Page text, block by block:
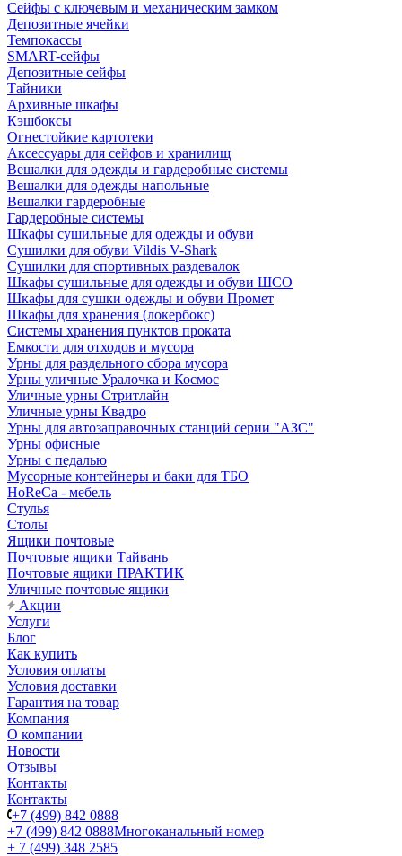
Сейфы с ключевым и механическим замком
Депозитные ячейки
Темпокассы
SMART-сейфы
Депозитные сейфы
Тайники
Архивные шкафы
Кэшбоксы
Огнестойкие картотеки
Аксессуары для сейфов и хранилищ
Вешалки для одежды и гардеробные системы
Вешалки для одежды напольные
Вешалки гардеробные
Гардеробные системы
Шкафы сушильные для одежды и обуви
Сушилки для обуви Vildis V-Shark
Сушилки для спортивных раздевалок
Шкафы сушильные для одежды и обуви ШСО
Шкафы для сушки одежды и обуви Промет
Шкафы для хранения (локербокс)
Системы хранения пунктов проката
Емкости для отходов и мусора
Урны для раздельного сбора мусора
Урны уличные Уралочка и Космос
Уличные урны Стритлайн
Уличные урны Квадро
Урны для автозаправочных станций серии "АЗС"
Урны офисные
Урны с педалью
Мусорные контейнеры и баки для ТБО
HoReCa - мебель
Стулья
Столы
Ящики почтовые
Почтовые ящики Тайвань
Почтовые ящики ПРАКТИК
Уличные почтовые ящики
Акции
Услуги
Блог
Как купить
Условия оплаты
Условия доставки
Гарантия на товар
Компания
О компании
Новости
Отзывы
Контакты
Контакты
+7 (499) 842 0888
+7 (499) 842 0888Многоканальный номер
+ 7 (499) 348 2585